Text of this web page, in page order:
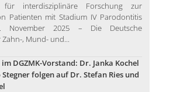
für interdisziplinäre Forschung zur
Patienten mit Stadium IV Parodontitis
November 2025 – Die Deutsche
, Mund- und...
DGZMK-Vorstand: Dr. Janka Kochel
folgen auf Dr. Stefan Ries und